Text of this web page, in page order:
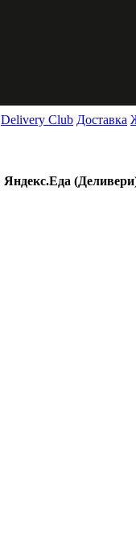
Delivery Club Доставка
Яндекс.Еда